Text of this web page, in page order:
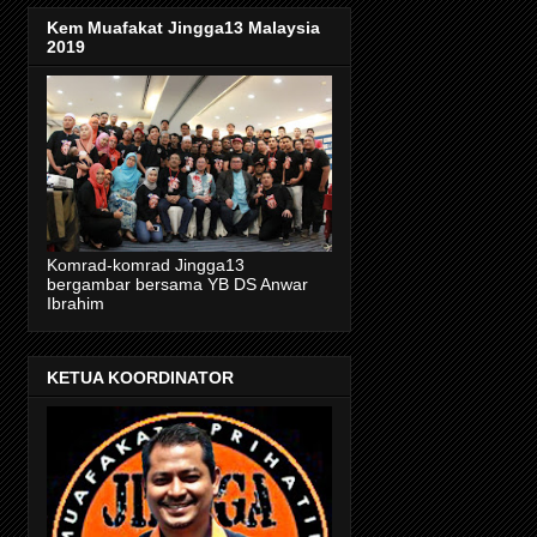
Kem Muafakat Jingga13 Malaysia
2019
Komrad-komrad Jingga13
bergambar bersama YB DS Anwar
Ibrahim
KETUA KOORDINATOR